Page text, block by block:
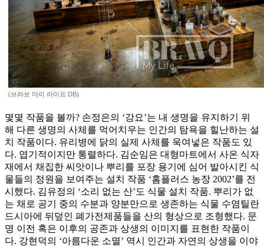
(브라보 마이 라이프 DB)
몇몇 작품을 볼까? 손정은의 ‘강요’는 내 생명을 유지하기 위
해 다른 생명의 사체를 먹어치우는 인간의 탐욕을 힐난하는 설
치 작품이다. 유리병에 닭의 실제 사체를 욱여넣은 작품도 있
다. 엽기적이지만 통렬하다. 김순임은 대형마트에서 사온 식자
재에서 채집한 씨앗이나 뿌리를 포장 용기에 심어 발아시킨 식
물들의 정원을 보여주는 설치 작품 ‘홈플러스 농장 2002’를 전
시했다. 김유정의 ‘소리 없는 산’도 식물 설치 작품. 뿌리가 없
는 채로 공기 중의 수분과 양분만으로 생존하는 식물 수염틸란
드시아에 뒤덮인 폐가전제품들을 산의 형상으로 조형했다. 문
명 이전 혹은 이후의 공존과 상생의 이미지를 표현한 작품이
다. 강현덕의 ‘아름다운 소멸’ 역시 인간과 자연의 상생을 이야